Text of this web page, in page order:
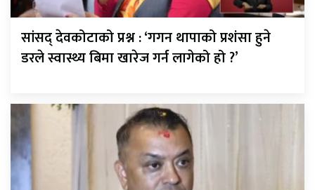
सांसद् देवकोटाको प्रश्न : ‘गगन थापाको प्रशंसा हुने
डरले स्वास्थ्य बिमा खारेज गर्न लागेको हो ?’